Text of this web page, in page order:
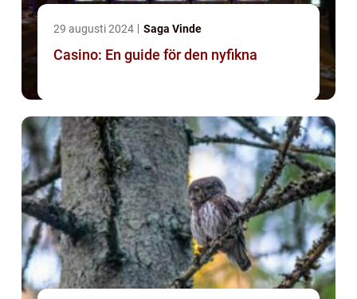
29 augusti 2024 Saga Vinde
Casino: En guide för den nyfikna